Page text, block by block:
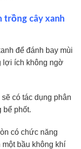
trồng cây xanh
để đánh bay mùi
lợi ích không ngờ
có tác dụng phân
bể phốt.
có chức năng
bầu không khí